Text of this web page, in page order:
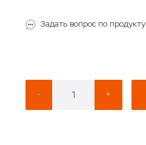
Задать вопрос по продукту
- +